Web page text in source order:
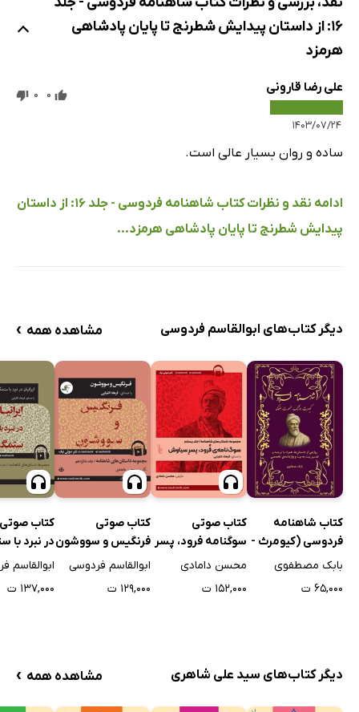
16: از داستان پیدایش شطرنج تا پایان پادشاهی
هرمزد
علی رضا قارونی
۱۴۰۳/۰۷/۲۴
0
0
ساده و روان بسیار عالی است.
ادامه نقد و نظرات کتاب شاهنامه فردوسی - جلد 16: از داستان
پیدایش شطرنج تا پایان پادشاهی هرمزد...
دیگر کتاب‌های ابوالقاسم فردوسی مشاهده همه ›
کتاب شاهنامه
فردوسی (کیومرث -
هوشنگ - تهمورث -
بابک مصطفوی
۶۵,۰۰۰ ت
کتاب صوتی
سوگنامه فرود، پسر
سیاوش
محسن دامادی
۱۵۲,۰۰۰ ت
کتاب صوتی
فرنگیس و سووشون
ابوالقاسم فردوسی
۱۲۹,۰۰۰ ت
کتاب صوتی
در نبرد با
ابوالقاسم
۱۳۷,۰۰۰ ت
دیگر کتاب‌های سید علی شاهری مشاهده همه ›